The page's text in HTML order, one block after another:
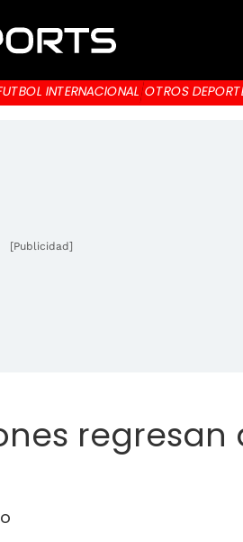
INTERNACIONAL OTROS
[Publicidad]